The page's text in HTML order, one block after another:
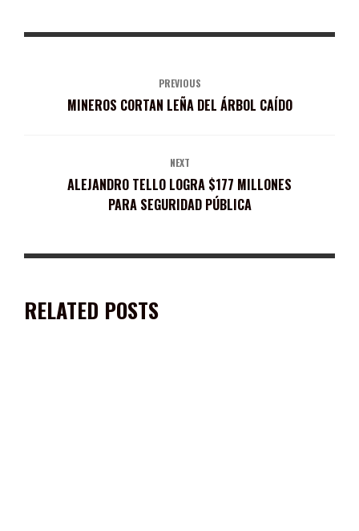
PREVIOUS
MINEROS CORTAN LEÑA DEL ÁRBOL CAÍDO
NEXT
ALEJANDRO TELLO LOGRA $177 MILLONES
PARA SEGURIDAD PÚBLICA
RELATED POSTS